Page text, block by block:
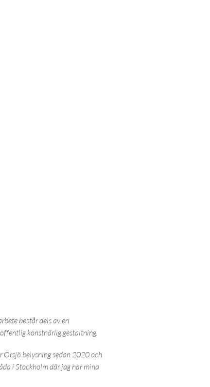
består dels av en
konstnärlig gestaltning.
Örsjö belysning sedan 2020 och
i Stockholm där jag har mina